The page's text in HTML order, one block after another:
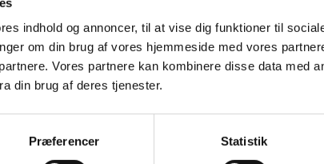
indhold og annoncer, til at vise dig funktioner til
om din brug af vores hjemmeside med vores
Vores partnere kan kombinere disse data med
din brug af deres tjenester.
Præferencer Statistik